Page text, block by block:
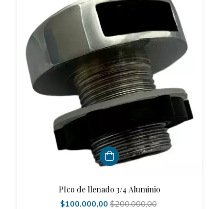
PIco de llenado 3/4 Aluminio
$100.000,00$200.000,00